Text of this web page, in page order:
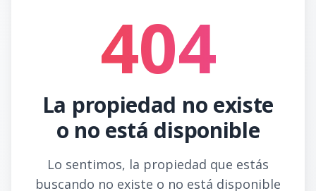
404
La propiedad no existe
o no está disponible
Lo sentimos, la propiedad que estás
buscando no existe o no está disponible